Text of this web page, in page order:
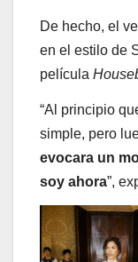
De hecho, el
en el estilo de
película
“Al principio
simple, pero
evocara un
soy ahora”,